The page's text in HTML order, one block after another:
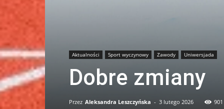
Aktualności Sport wyczynowy Zawody Uniwersjada
Dobre zmiany
Przez Aleksandra Leszczyńska - 3 lutego 2026 901